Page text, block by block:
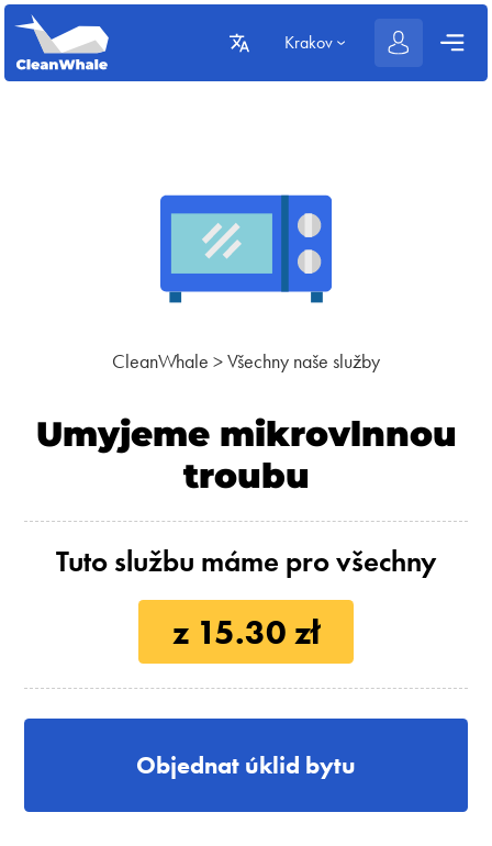
Krakov
CleanWhale >Všechny naše služby
Umyjeme mikrovlnnou
troubu
Tuto službu máme pro všechny
z 15.30 zł
Objednat úklid bytu